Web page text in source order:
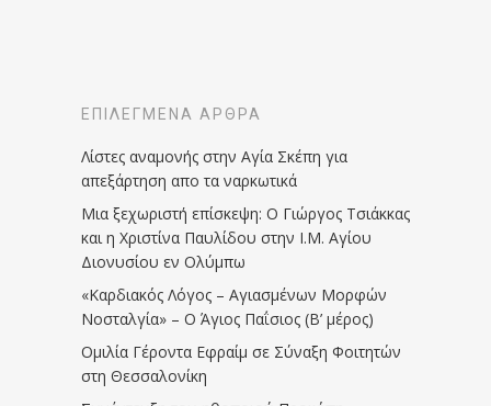
ΕΠΙΛΕΓΜΈΝΑ ΆΡΘΡΑ
Λίστες αναμονής στην Αγία Σκέπη για
απεξάρτηση απο τα ναρκωτικά
Μια ξεχωριστή επίσκεψη: Ο Γιώργος Τσιάκκας
και η Χριστίνα Παυλίδου στην Ι.Μ. Αγίου
Διονυσίου εν Ολύμπω
«Καρδιακός Λόγος – Αγιασμένων Μορφών
Νοσταλγία» – Ο Άγιος Παΐσιος (Β’ μέρος)
Ομιλία Γέροντα Εφραίμ σε Σύναξη Φοιτητών
στη Θεσσαλονίκη